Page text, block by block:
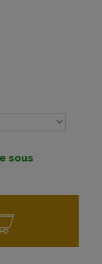
sous